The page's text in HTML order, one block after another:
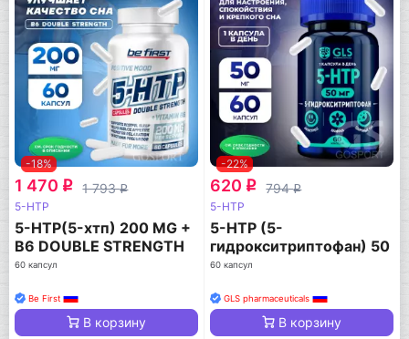
-18%
1 470 q 1 793q
5-HTP
5-HTP(5-хтп) 200 MG +
B6 DOUBLE STRENGTH
60 капсул
Be First
В корзину
-22%
620 q 794q
5-HTP
5-HTP (5-
гидрокситриптофан) 50
мг
60 капсул
GLS pharmaceuticals
В корзину